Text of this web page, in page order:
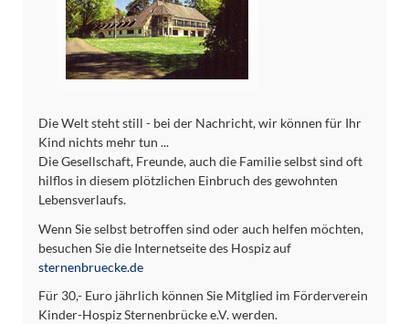
Die Welt steht still - bei der Nachricht, wir können für Ihr
Kind nichts mehr tun ...
Die Gesellschaft, Freunde, auch die Familie selbst sind oft
hilflos in diesem plötzlichen Einbruch des gewohnten
Lebensverlaufs.
Wenn Sie selbst betroffen sind oder auch helfen möchten,
besuchen Sie die Internetseite des Hospiz auf
sternenbruecke.de
Für 30,- Euro jährlich können Sie Mitglied im Förderverein
Kinder-Hospiz Sternenbrücke e.V. werden.